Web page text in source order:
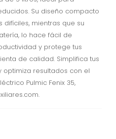
Su diseño compacto
mientras que su
lo hace fácil de
y protege tus
de calidad. Simplifica tus
resultados con el
Pulmic Fenix 35,